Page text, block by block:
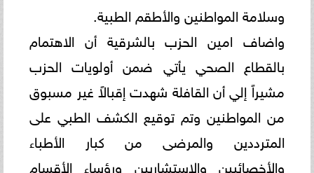
وسلامة المواطنين والأطقم الطبية.
واضاف امين الحزب بالشرقية أن الاهتمام
بالقطاع الصحي يأتي ضمن أولويات الحزب
مشيراً إلي أن القافلة شهدت إقبالاً غير مسبوق
من المواطنين وتم توقيع الكشف الطبي على
المترددين والمرضى من كبار الأطباء
والأخصائيين والاستشاريين ورؤساء الأقسام